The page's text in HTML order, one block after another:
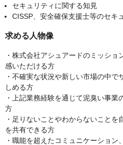
セキュリティに関する知見
CISSP、安全確保支援士等のセキ
求める人物像
・株式会社アシュアードのミッシ
感いただける方
・不確実な状況や新しい市場の中
しめる方
・上記業務経験を通じて泥臭い事
方
・足りないことやわからないこと
を共有できる方
・職能を超えたコミュニケーショ